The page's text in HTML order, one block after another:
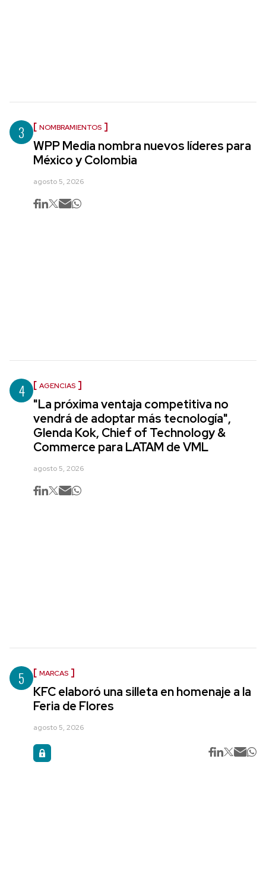
3 NOMBRAMIENTOS
WPP Media nombra nuevos líderes para
México y Colombia
agosto 5, 2026
4 AGENCIAS
"La próxima ventaja competitiva no
vendrá de adoptar más tecnología",
Glenda Kok, Chief of Technology &
Commerce para LATAM de VML
agosto 5, 2026
5 MARCAS
KFC elaboró una silleta en homenaje a la
Feria de Flores
agosto 5, 2026